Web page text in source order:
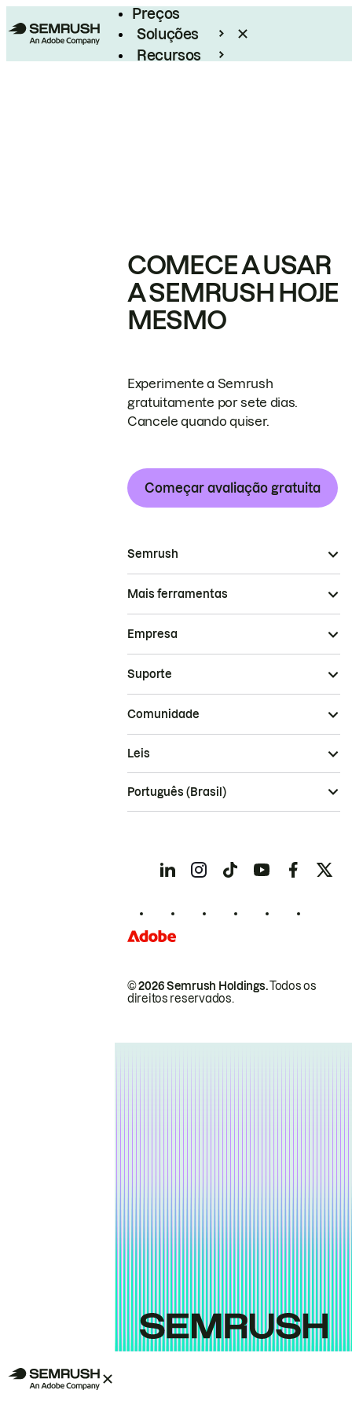
Preços
Soluções
Recursos
COMECE A USAR
A SEMRUSH HOJE
MESMO
Experimente a Semrush
gratuitamente por sete dias.
Cancele quando quiser.
Começar avaliação gratuita
Semrush
Mais ferramentas
Empresa
Suporte
Comunidade
© 2026 Semrush Holdings.Todos os
direitos reservados.
Leis
Português (Brasil)